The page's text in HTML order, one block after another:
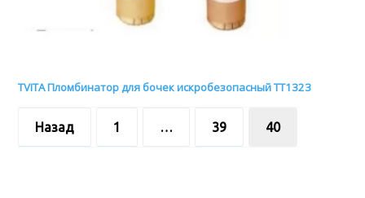
TVITA Пломбинатор для бочек искробезопасный TT1323
Назад 1 … 39 40